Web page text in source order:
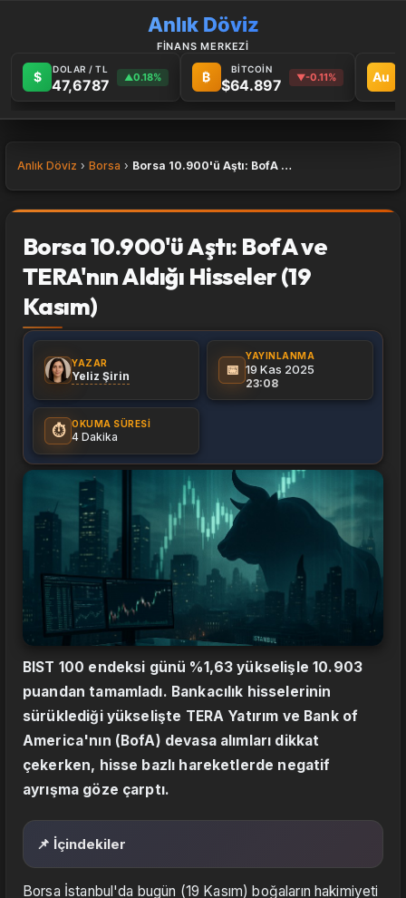
Anlık Döviz
FİNANS MERKEZİ
$ DOLAR / TL
47,6787 ▲0.18% ₿ BİTCOİN
$64.897 ▼-0.11% Au
Anlık Döviz Borsa Borsa 10.900'ü Aştı: BofA ve TERA'nın Aldığı Hisseler (19 Kasım)
Borsa 10.900'ü Aştı: BofA ve
TERA'nın Aldığı Hisseler (19
Kasım)
YAZAR
Yeliz Şirin 📅
YAYINLANMA
19 Kas 2025
23:08
⏱️ OKUMA SÜRESI
4 Dakika
BIST 100 endeksi günü %1,63 yükselişle 10.903
puandan tamamladı. Bankacılık hisselerinin
sürüklediği yükselişte TERA Yatırım ve Bank of
America'nın (BofA) devasa alımları dikkat
çekerken, hisse bazlı hareketlerde negatif
ayrışma göze çarptı.
📌 İçindekiler
Borsa İstanbul'da bugün (19 Kasım) boğaların hakimiyeti